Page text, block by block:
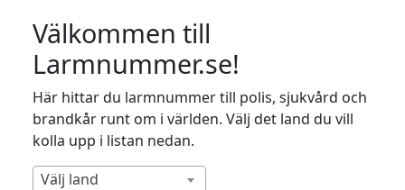
Välkommen till
Larmnummer.se!
Här hittar du larmnummer till polis, sjukvård och
brandkår runt om i världen. Välj det land du vill
kolla upp i listan nedan.
Välj land